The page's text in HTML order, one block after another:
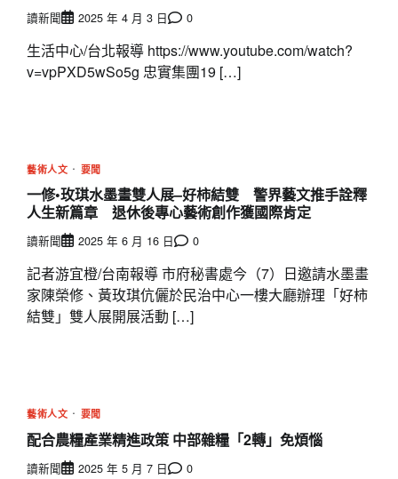
讀新聞 2025 年 4 月 3 日 0
生活中心/台北報導 https://www.youtube.com/watch?
v=vpPXD5wSo5g 忠實集團19 […]
藝術人文 要聞
一修•玫琪水墨畫雙人展–好柿結雙 警界藝文推手詮釋
人生新篇章 退休後專心藝術創作獲國際肯定
讀新聞 2025 年 6 月 16 日 0
記者游宜橙/台南報導 市府秘書處今（7）日邀請水墨畫
家陳榮修、黃玫琪伉儷於民治中心一樓大廳辦理「好柿
結雙」雙人展開展活動 […]
藝術人文 要聞
配合農糧產業精進政策 中部雜糧「2轉」免煩惱
讀新聞 2025 年 5 月 7 日 0